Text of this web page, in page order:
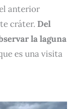
anterior
cráter. Del
la laguna
es una visita